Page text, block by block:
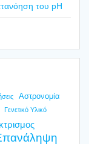
του pH
Αστρονομία
Γενετικό Υλικό